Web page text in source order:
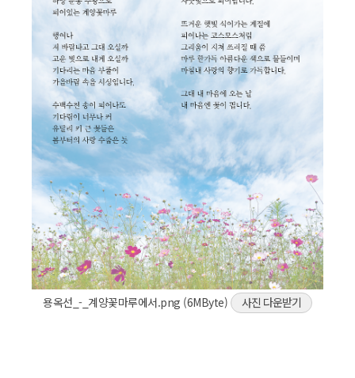
용옥선_-_계양꽃마루에서.png (6MByte) 사진 다운받기